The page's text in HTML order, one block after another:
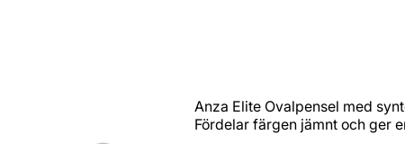
Anza Elite Ovalpensel med
Fördelar färgen jämnt och ger